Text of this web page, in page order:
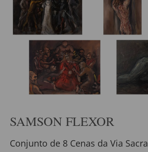
SAMSON FLEXOR
Conjunto de 8 Cenas da Via Sacra